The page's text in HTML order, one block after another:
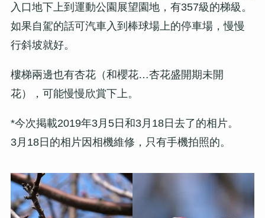
入口地下上到運動公園展望園地，有357級的梯級。
如果自駕的話可汽車入到棒球場上的停車場，慢慢
行斜坡就好。
樓梯兩邊也有杏花（和櫻花…杏花盛開期未開
花），可能慢慢欣賞下上。
*今次掲載2019年3月5日和3月18日去了的相片。
3月18日的相片因相機維修，只有手機拍照的。